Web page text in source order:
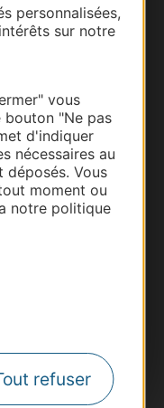
personnalisées,
sur notre
vous
bouton "Ne pas
d'indiquer
nécessaires au
Vous
moment ou
notre politique
refuser